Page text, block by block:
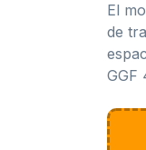
El
de
GGF